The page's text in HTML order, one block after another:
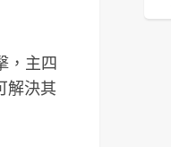
，主四
解決其